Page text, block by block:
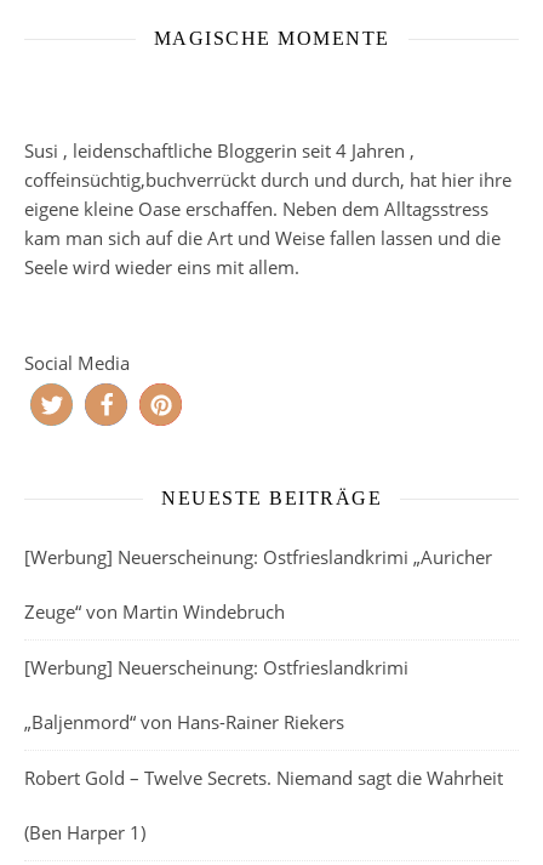
MAGISCHE MOMENTE
Susi , leidenschaftliche Bloggerin seit 4 Jahren ,
coffeinsüchtig,buchverrückt durch und durch, hat hier ihre
eigene kleine Oase erschaffen. Neben dem Alltagsstress
kam man sich auf die Art und Weise fallen lassen und die
Seele wird wieder eins mit allem.
Social Media
NEUESTE BEITRÄGE
[Werbung] Neuerscheinung: Ostfrieslandkrimi „Auricher
Zeuge“ von Martin Windebruch
[Werbung] Neuerscheinung: Ostfrieslandkrimi
„Baljenmord“ von Hans-Rainer Riekers
Robert Gold – Twelve Secrets. Niemand sagt die Wahrheit
(Ben Harper 1)